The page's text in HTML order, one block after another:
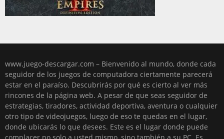
www.juego-descargar.com – Bienvenido al mundo, donde cada
seguidor de los juegos de computadora ciertamente parecerá
estar en el paraíso. Descubrirás por qué es cierto al ver más
rincones de la página web. A pesar de que seas seguidor de
estrategias, tiradores, actividad deportiva, aventura o cualquier
otro tipo de videojuegos, luego de eso te quedas en el lugar,
donde ubicarás lo que desees. Este es el lugar donde puede